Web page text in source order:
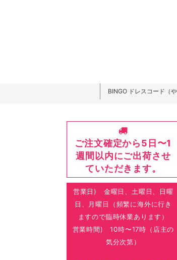
BINGO ドレスコード（や
ご注文確定から5日〜1
週間以内にご出荷させ
ていただきます。
営業日) 金曜日、土曜日、日曜
日、月曜日（頻繁に海外に行き
ますので臨時休業あります）
営業時間) 10時〜17時（店主の
気分次第）